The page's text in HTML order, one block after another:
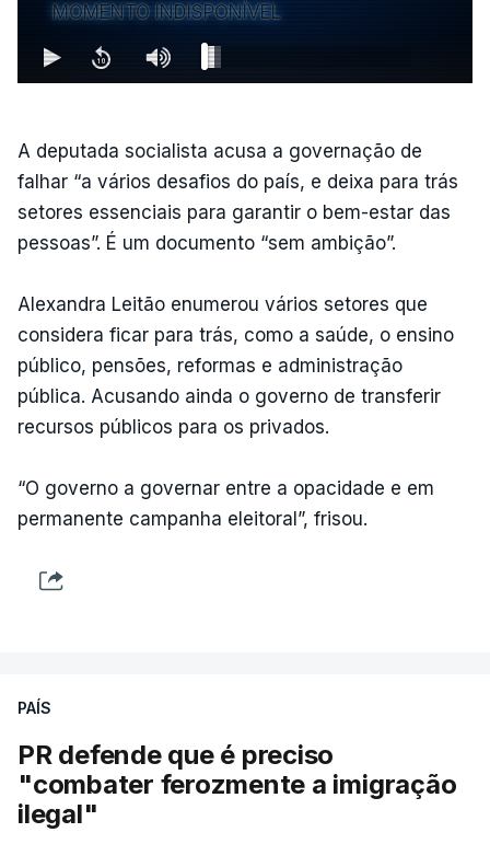
MOMENTO INDISPONÍVEL
A deputada socialista acusa a governação de
falhar “a vários desafios do país, e deixa para trás
setores essenciais para garantir o bem-estar das
pessoas”. É um documento “sem ambição”.
Alexandra Leitão enumerou vários setores que
considera ficar para trás, como a saúde, o ensino
público, pensões, reformas e administração
pública. Acusando ainda o governo de transferir
recursos públicos para os privados.
“O governo a governar entre a opacidade e em
permanente campanha eleitoral”, frisou.
PAÍS
PR defende que é preciso
"combater ferozmente a imigração
ilegal"